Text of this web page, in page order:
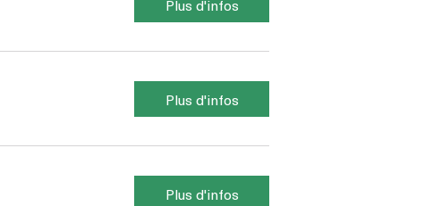
Plus d'infos
Plus d'infos